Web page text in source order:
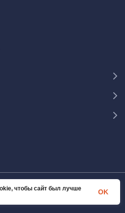
Все права защищены
чтобы сайт был лучше
OK